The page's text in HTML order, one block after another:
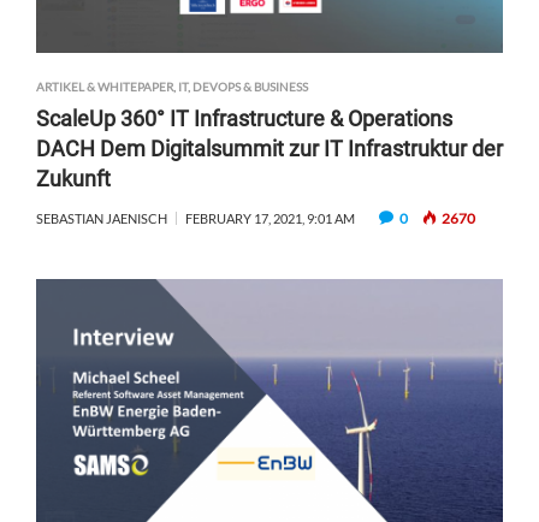
ARTIKEL & WHITEPAPER IT, DEVOPS & BUSINESS
ScaleUp 360° IT Infrastructure & Operations
DACH Dem Digitalsummit zur IT Infrastruktur der
Zukunft
SEBASTIAN JAENISCH FEBRUARY 17, 2021, 9:01 AM 0 2670